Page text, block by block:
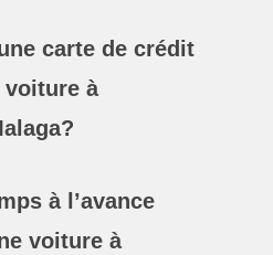
carte de crédit
voiture à
à l’avance
voiture à